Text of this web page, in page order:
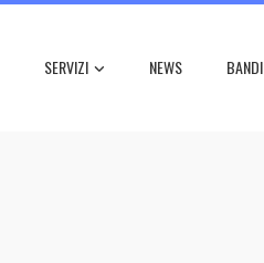
SERVIZI NEWS BANDI